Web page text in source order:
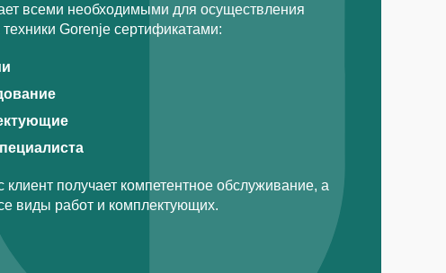
всеми необходимыми для осуществления
Gorenje сертификатами:
получает компетентное обслуживание, а
виды работ и комплектующих.